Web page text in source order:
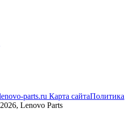
parts.ru Карта сайтаПолитика
Lenovo Parts